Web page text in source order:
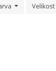
Velikost